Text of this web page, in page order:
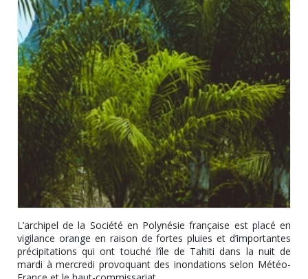
L’archipel de la Société en Polynésie française est placé en
vigilance orange en raison de fortes pluies et d’importantes
précipitations qui ont touché l’île de Tahiti dans la nuit de
mardi à mercredi provoquant des inondations selon Météo-